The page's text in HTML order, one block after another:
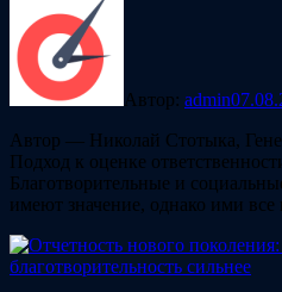
Автор: admin
Автор — Николай Стотыка,
Подход к оценке
Благотворительные и
имеют значение, однако ими